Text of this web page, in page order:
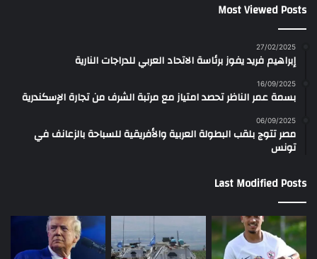
Most Viewed Posts
27/02/2025
إبراهيم فريد يفوز برئاسة الاتحاد العربي للدراجات النارية
16/09/2025
بسمة عمر الناظر تحصد امتياز مع مرتبة الشرف من تجارة الإسكندرية
06/09/2025
مصر تتوج بلقب البطولة العربية والأفريقية للسباحة بالزعانف في
تونس
Last Modified Posts